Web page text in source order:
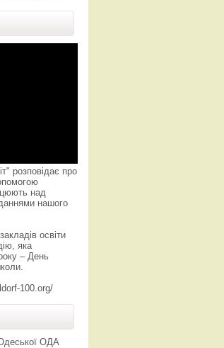
розповідає про
над
нашого
освіти
яка
– День
100.org/
ОДА